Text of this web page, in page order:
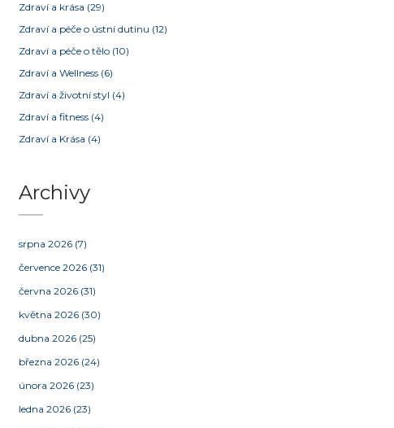
Zdraví a krása (29)
Zdraví a péče o ústní dutinu (12)
Zdraví a péče o tělo (10)
Zdraví a Wellness (6)
Zdraví a životní styl (4)
Zdraví a fitness (4)
Zdraví a Krása (4)
Archivy
srpna 2026 (7)
července 2026 (31)
června 2026 (31)
května 2026 (30)
dubna 2026 (25)
března 2026 (24)
února 2026 (23)
ledna 2026 (23)